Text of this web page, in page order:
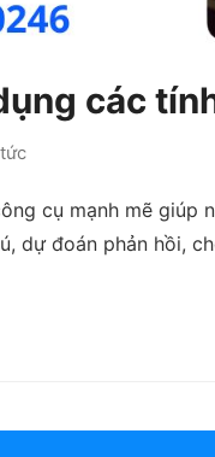
các
cụ mạnh mẽ
dự đoán phản hồi,